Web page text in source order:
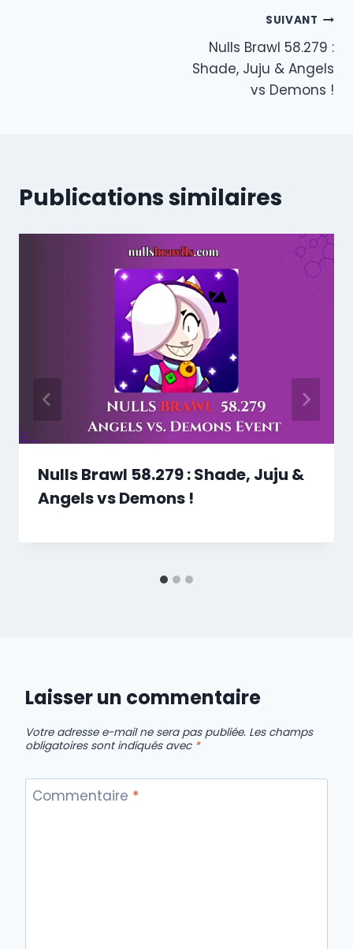
SUIVANT
Nulls Brawl 58.279 :
Shade, Juju & Angels
vs Demons !
Publications similaires
Nulls Brawl 58.279 : Shade, Juju &
Angels vs Demons !
Laisser un commentaire
Votre adresse e-mail ne sera pas publiée. Les champs
obligatoires sont indiqués avec *
Commentaire *